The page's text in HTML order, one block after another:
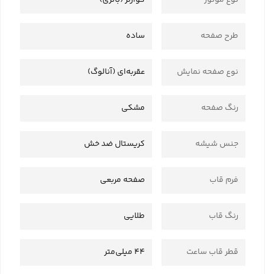
طرح صفحه ساده
نوع صفحه نمایش عقربه‌ای (آنالوگ)
رنگ صفحه مشکی
جنس شیشه کریستال ضد خش
فرم قاب صفحه مربعی
رنگ قاب طلایی
قطر قاب ساعت 44 میلی‌متر